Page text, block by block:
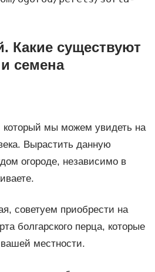
Какие существуют
семена
мы можем увидеть на
Вырастить данную
огороде, независимо в
советуем приобрести на
болгарского перца, которые
местности.